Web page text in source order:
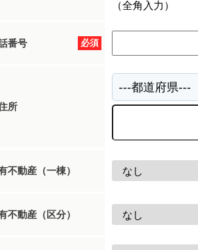
（全角入力）
必須
番号
所
不動産（一棟）
不動産（区分）